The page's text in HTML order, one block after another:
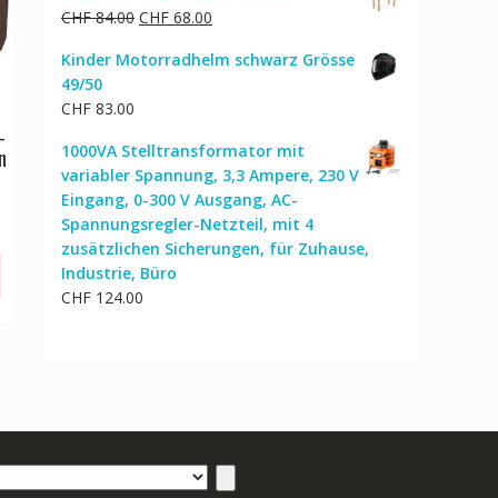
1,012.00.
CHF84.00 Ursprünglicher
war:
CHF 68.00
ist:
Kinder Motorradhelm schwarz Grösse
49/50
CHF 83.00
1000VA Stelltransformator mit
variabler Spannung, 3,3 Ampere, 230 V
Eingang, 0-300 V Ausgang, AC-
Spannungsregler-Netzteil, mit 4
zusätzlichen Sicherungen, für Zuhause,
Industrie, Büro
CHF 124.00